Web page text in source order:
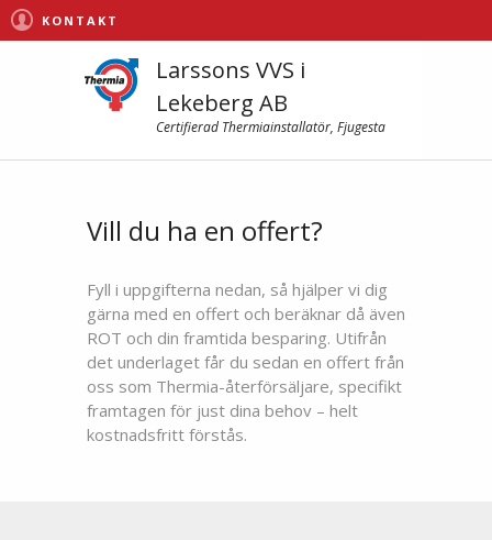
KONTAKT
Larssons VVS i
Lekeberg AB
Certifierad Thermiainstallatör, Fjugesta
Vill du ha en offert?
Fyll i uppgifterna nedan, så hjälper vi dig
gärna med en offert och beräknar då även
ROT och din framtida besparing. Utifrån
det underlaget får du sedan en offert från
oss som Thermia-återförsäljare, specifikt
framtagen för just dina behov – helt
kostnadsfritt förstås.